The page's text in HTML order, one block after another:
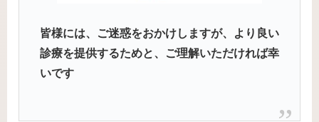
皆様には、ご迷惑をおかけしますが、より良い
診療を提供するためと、ご理解いただければ幸
いです